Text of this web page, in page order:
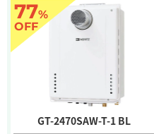
77%
OFF
GT-2470SAW-T-1 BL